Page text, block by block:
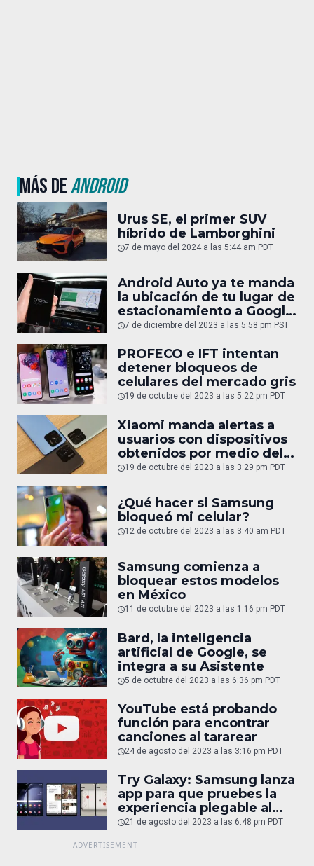
MÁS DEANDROID
Urus SE, el primer SUV
híbrido de Lamborghini
7 de mayo del 2024 a las 5:44 am PDT
Android Auto ya te manda
la ubicación de tu lugar de
estacionamiento a Google
Maps
7 de diciembre del 2023 a las 5:58 pm PST
PROFECO e IFT intentan
detener bloqueos de
celulares del mercado gris
19 de octubre del 2023 a las 5:22 pm PDT
Xiaomi manda alertas a
usuarios con dispositivos
obtenidos por medio del
mercado gris
19 de octubre del 2023 a las 3:29 pm PDT
¿Qué hacer si Samsung
bloqueó mi celular?
12 de octubre del 2023 a las 3:40 am PDT
Samsung comienza a
bloquear estos modelos
en México
11 de octubre del 2023 a las 1:16 pm PDT
Bard, la inteligencia
artificial de Google, se
integra a su Asistente
5 de octubre del 2023 a las 6:36 pm PDT
YouTube está probando
función para encontrar
canciones al tararear
24 de agosto del 2023 a las 3:16 pm PDT
Try Galaxy: Samsung lanza
app para que pruebes la
experiencia plegable al
juntar 2 iPhone
21 de agosto del 2023 a las 6:48 pm PDT